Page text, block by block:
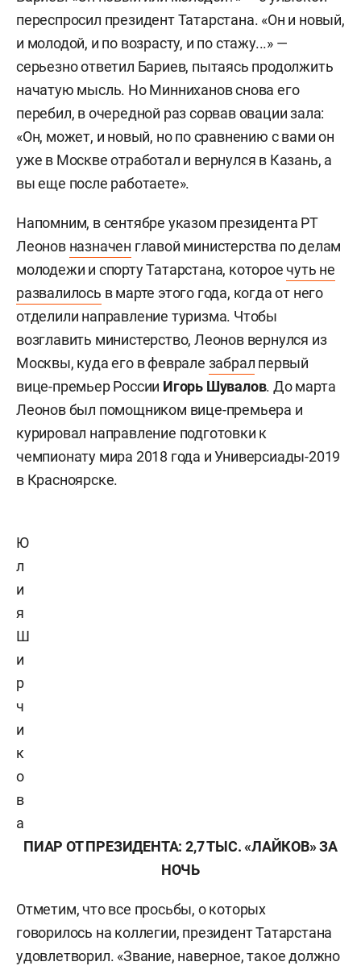
переспросил президент Татарстана. «Он и новый,
и молодой, и по возрасту, и по стажу...» —
серьезно ответил Бариев, пытаясь продолжить
начатую мысль. Но Минниханов снова его
перебил, в очередной раз сорвав овации зала:
«Он, может, и новый, но по сравнению с вами он
уже в Москве отработал и вернулся в Казань, а
вы еще после работаете».
Напомним, в сентябре указом президента РТ
Леонов назначен главой министерства по делам
молодежи и спорту Татарстана, которое чуть не
развалилось в марте этого года, когда от него
отделили направление туризма. Чтобы
возглавить министерство, Леонов вернулся из
Москвы, куда его в феврале забрал первый
вице-премьер России Игорь Шувалов. До марта
Леонов был помощником вице-премьера и
курировал направление подготовки к
чемпионату мира 2018 года и Универсиады-2019
в Красноярске.
Ю
л
и
я
Ш
и
р
ч
и
к
о
в
а
ПИАР ОТ ПРЕЗИДЕНТА: 2,7 ТЫС. «ЛАЙКОВ» ЗА
НОЧЬ
Отметим, что все просьбы, о которых
говорилось на коллегии, президент Татарстана
удовлетворил. «Звание, наверное, такое должно